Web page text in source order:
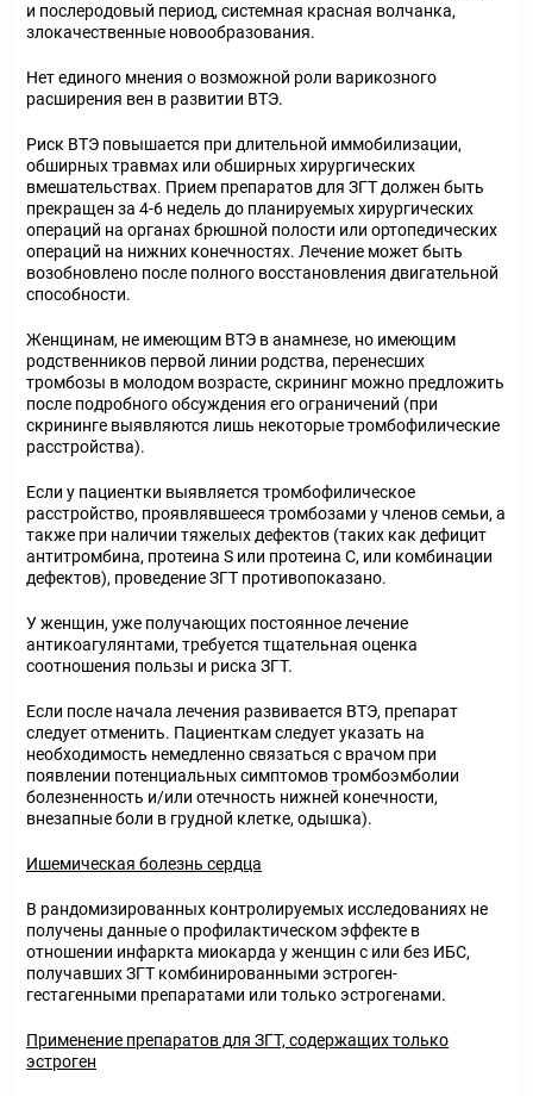
и послеродовый период, системная красная волчанка,
злокачественные новообразования.
Нет единого мнения о возможной роли варикозного
расширения вен в развитии ВТЭ.
Риск ВТЭ повышается при длительной иммобилизации,
обширных травмах или обширных хирургических
вмешательствах. Прием препаратов для ЗГТ должен быть
прекращен за 4-6 недель до планируемых хирургических
операций на органах брюшной полости или ортопедических
операций на нижних конечностях. Лечение может быть
возобновлено после полного восстановления двигательной
способности.
Женщинам, не имеющим ВТЭ в анамнезе, но имеющим
родственников первой линии родства, перенесших
тромбозы в молодом возрасте, скрининг можно предложить
после подробного обсуждения его ограничений (при
скрининге выявляются лишь некоторые тромбофилические
расстройства).
Если у пациентки выявляется тромбофилическое
расстройство, проявлявшееся тромбозами у членов семьи, а
также при наличии тяжелых дефектов (таких как дефицит
антитромбина, протеина S или протеина С, или комбинации
дефектов), проведение ЗГТ противопоказано.
У женщин, уже получающих постоянное лечение
антикоагулянтами, требуется тщательная оценка
соотношения пользы и риска ЗГТ.
Если после начала лечения развивается ВТЭ, препарат
следует отменить. Пациенткам следует указать на
необходимость немедленно связаться с врачом при
появлении потенциальных симптомов тромбоэмболии
болезненность и/или отечность нижней конечности,
внезапные боли в грудной клетке, одышка).
Ишемическая болезнь сердца
В рандомизированных контролируемых исследованиях не
получены данные о профилактическом эффекте в
отношении инфаркта миокарда у женщин с или без ИБС,
получавших ЗГТ комбинированными эстроген-
гестагенными препаратами или только эстрогенами.
Применение препаратов для ЗГТ, содержащих только
эстроген